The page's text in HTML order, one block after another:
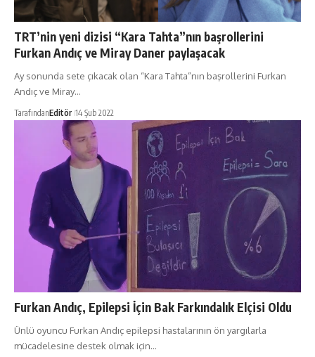
TRT’nin yeni dizisi “Kara Tahta”nın başrollerini
Furkan Andıç ve Miray Daner paylaşacak
Ay sonunda sete çıkacak olan “Kara Tahta”nın başrollerini Furkan
Andıç ve Miray…
TarafındanEditör 14 Şub 2022
Furkan Andıç, Epilepsi İçin Bak Farkındalık Elçisi Oldu
Ünlü oyuncu Furkan Andıç epilepsi hastalarının ön yargılarla
mücadelesine destek olmak için…